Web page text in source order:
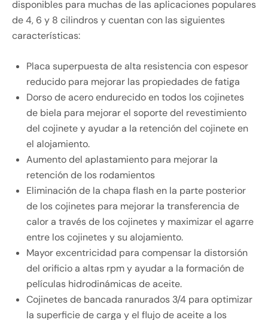
disponibles para muchas de las aplicaciones populares
de 4, 6 y 8 cilindros y cuentan con las siguientes
características:
Placa superpuesta de alta resistencia con espesor
reducido para mejorar las propiedades de fatiga
Dorso de acero endurecido en todos los cojinetes
de biela para mejorar el soporte del revestimiento
del cojinete y ayudar a la retención del cojinete en
el alojamiento.
Aumento del aplastamiento para mejorar la
retención de los rodamientos
Eliminación de la chapa flash en la parte posterior
de los cojinetes para mejorar la transferencia de
calor a través de los cojinetes y maximizar el agarre
entre los cojinetes y su alojamiento.
Mayor excentricidad para compensar la distorsión
del orificio a altas rpm y ayudar a la formación de
películas hidrodinámicas de aceite.
Cojinetes de bancada ranurados 3/4 para optimizar
la superficie de carga y el flujo de aceite a los